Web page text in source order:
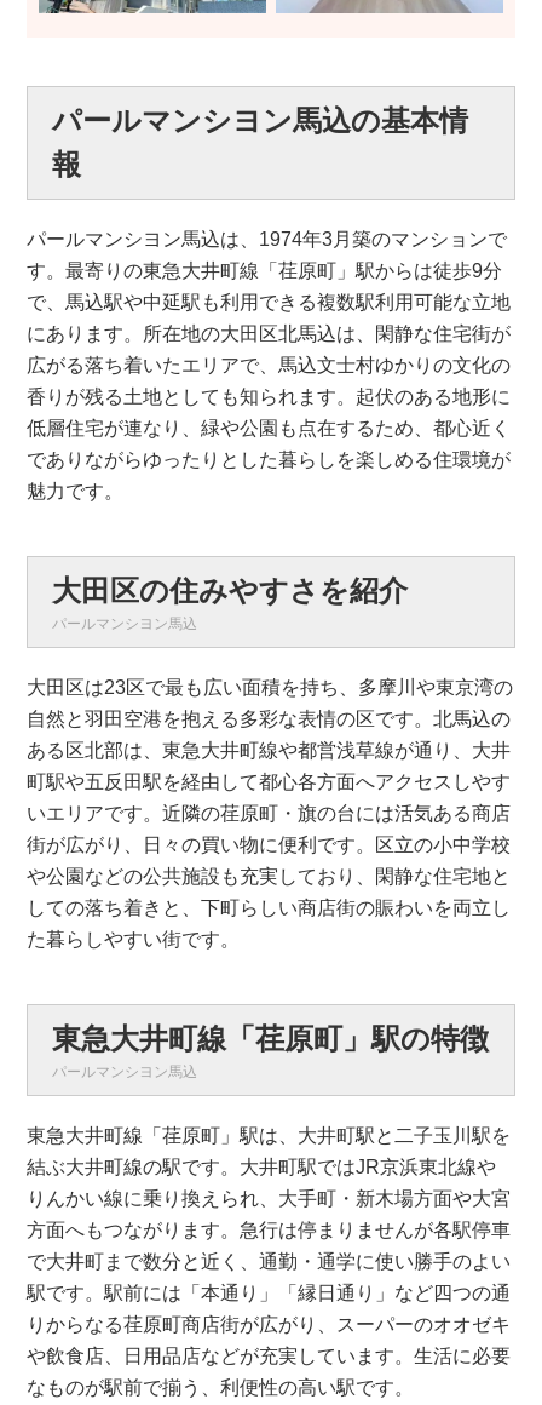
パールマンシヨン馬込の基本情
報
パールマンシヨン馬込は、1974年3月築のマンションで
す。最寄りの東急大井町線「荏原町」駅からは徒歩9分
で、馬込駅や中延駅も利用できる複数駅利用可能な立地
にあります。所在地の大田区北馬込は、閑静な住宅街が
広がる落ち着いたエリアで、馬込文士村ゆかりの文化の
香りが残る土地としても知られます。起伏のある地形に
低層住宅が連なり、緑や公園も点在するため、都心近く
でありながらゆったりとした暮らしを楽しめる住環境が
魅力です。
大田区の住みやすさを紹介
パールマンシヨン馬込
大田区は23区で最も広い面積を持ち、多摩川や東京湾の
自然と羽田空港を抱える多彩な表情の区です。北馬込の
ある区北部は、東急大井町線や都営浅草線が通り、大井
町駅や五反田駅を経由して都心各方面へアクセスしやす
いエリアです。近隣の荏原町・旗の台には活気ある商店
街が広がり、日々の買い物に便利です。区立の小中学校
や公園などの公共施設も充実しており、閑静な住宅地と
しての落ち着きと、下町らしい商店街の賑わいを両立し
た暮らしやすい街です。
東急大井町線「荏原町」駅の特徴
パールマンシヨン馬込
東急大井町線「荏原町」駅は、大井町駅と二子玉川駅を
結ぶ大井町線の駅です。大井町駅ではJR京浜東北線や
りんかい線に乗り換えられ、大手町・新木場方面や大宮
方面へもつながります。急行は停まりませんが各駅停車
で大井町まで数分と近く、通勤・通学に使い勝手のよい
駅です。駅前には「本通り」「縁日通り」など四つの通
りからなる荏原町商店街が広がり、スーパーのオオゼキ
や飲食店、日用品店などが充実しています。生活に必要
なものが駅前で揃う、利便性の高い駅です。